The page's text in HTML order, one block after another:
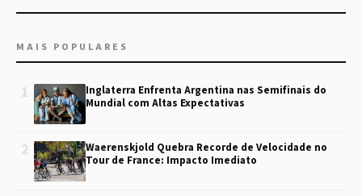
MAIS POPULARES
1
Inglaterra Enfrenta Argentina nas Semifinais do
Mundial com Altas Expectativas
2
Waerenskjold Quebra Recorde de Velocidade no
Tour de France: Impacto Imediato